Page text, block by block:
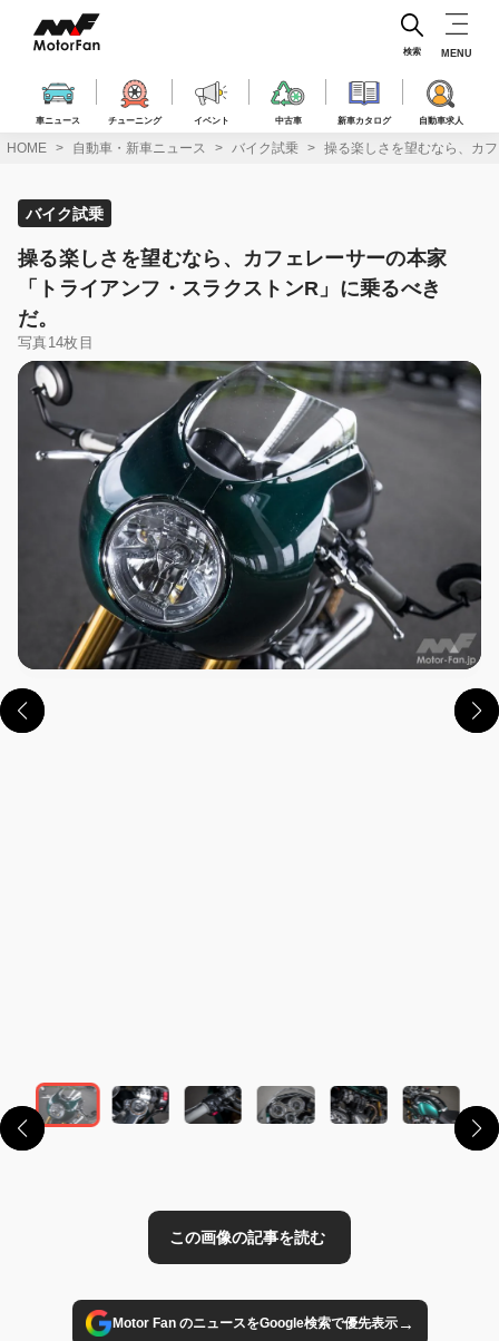
ス
車ニュース チューニング イベント 中古車 新車カタログ 自動車求人
検索 MENU
HOME 自動車・新車ニュース バイク試乗 操る楽しさを望むなら、カ
バイク試乗
操る楽しさを望むなら、カフェレーサーの本家
「トライアンフ・スラクストンR」に乗るべき
だ。
写真14枚目
Motor Fan のニュースをGoogle検索で優先表示→